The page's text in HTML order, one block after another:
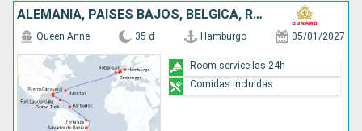
ALEMANIA, PAISES BAJOS, BÉLGICA, REINO UNIDO, ESTADOS UNIDOS, BARBADOS, BRASIL
Queen Anne 35 d Hamburgo 05/01/2027
Room service las 24h
Comidas incluidas